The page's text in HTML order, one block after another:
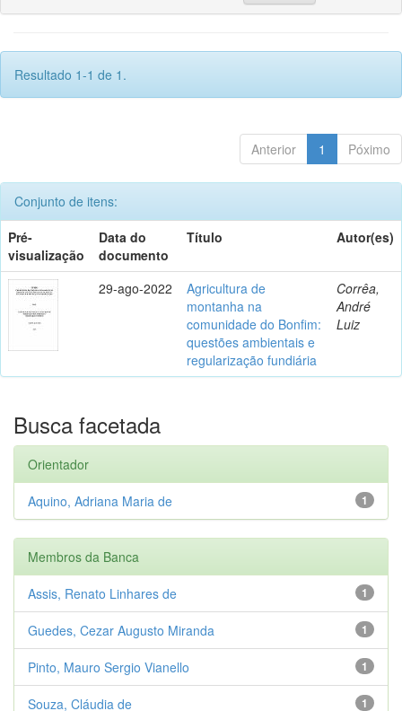
Resultado 1-1 de 1.
Anterior 1 Póximo
Conjunto de itens:
Pré-
visualização
Data do
documento
Título Autor(es)
29-ago-2022
Agricultura de
montanha na
comunidade do Bonfim:
questões ambientais e
regularização fundiária
Corrêa,
André
Luiz
Busca facetada
Orientador
1
Aquino, Adriana Maria de
Membros da Banca
1
Assis, Renato Linhares de
1
Guedes, Cezar Augusto Miranda
1
Pinto, Mauro Sergio Vianello
1
Souza, Cláudia de